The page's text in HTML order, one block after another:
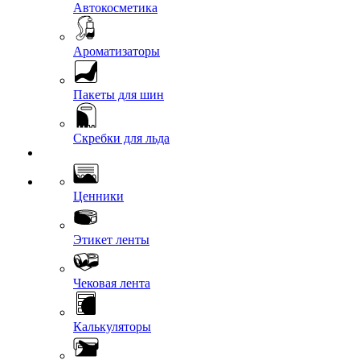
Автокосметика
Ароматизаторы
Пакеты для шин
Скребки для льда
Ценники
Этикет ленты
Чековая лента
Калькуляторы